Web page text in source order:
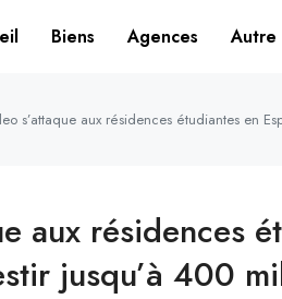
Biens Agences Autre
s’attaque aux résidences étudiantes en
aux résidences
jusqu’à 400